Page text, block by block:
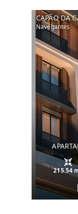
CAPÃO DA
Navegantes
215.54